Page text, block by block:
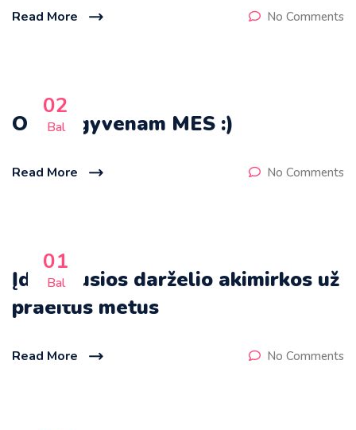
Read More No Comments
02
Bal
O taip gyvenam MES :)
Read More No Comments
01
Bal
Įdomiausios darželio akimirkos už
praeitus metus
Read More No Comments